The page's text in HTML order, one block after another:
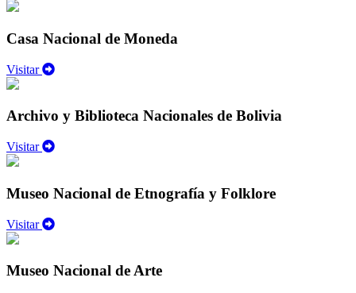
Casa Nacional de Moneda
Visitar
Archivo y Biblioteca Nacionales de Bolivia
Visitar
Museo Nacional de Etnografía y Folklore
Visitar
Museo Nacional de Arte